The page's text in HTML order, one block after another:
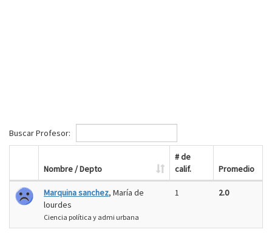
Buscar Profesor:
Nombre / Depto
# de
calif.
Promedio
Marquina sanchez, María de
lourdes
Ciencia política y admi urbana
1 2.0